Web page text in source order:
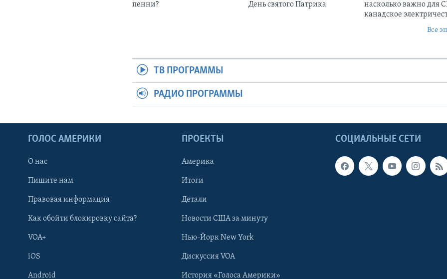
пенни?
День святого Патрика
насколько важно для
канадское
Все
ТВ ПРОГРАММЫ
РАДИО ПРОГРАММЫ
СОЦИАЛЬНЫЕ СЕТИ
ГОЛОС АМЕРИКИ
О нас
Пишите нам
Правовая информация
Как обойти блокировку сайта?
VOA+
iOS
Android
ПРОЕКТЫ
Америка
Итоги
Детали
Новости США за минуту
Нью-Йорк New York
Дискуссия VOA
История «Голоса Америки»